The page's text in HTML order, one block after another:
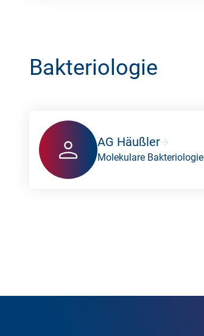
Bakteriologie
AG Häußler
Molekulare Bakteriologie